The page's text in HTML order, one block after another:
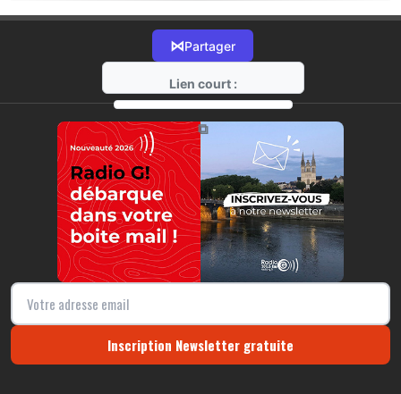
⋈Partager
Lien court :
https://radio-g.fr?18181
⧉
Inscription Newsletter gratuite